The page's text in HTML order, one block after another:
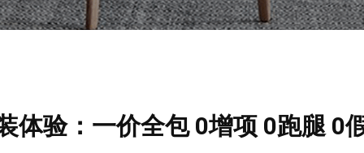
体验：一价全包 0增项 0跑腿 0